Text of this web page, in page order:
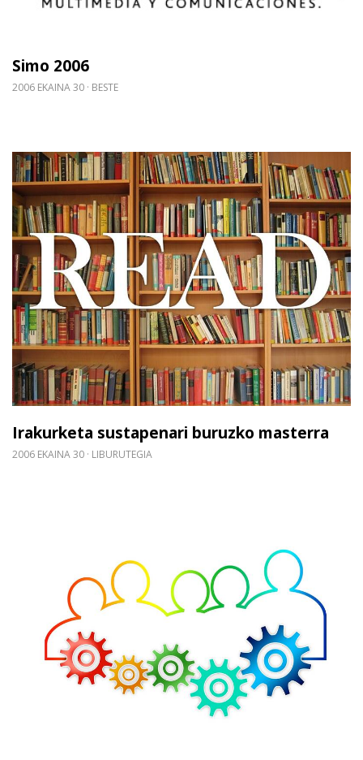
Simo 2006
2006 EKAINA 30 BESTE
Irakurketa sustapenari buruzko masterra
2006 EKAINA 30 LIBURUTEGIA
Gehiago irakurri: Irakurketa sustapenari buruzko